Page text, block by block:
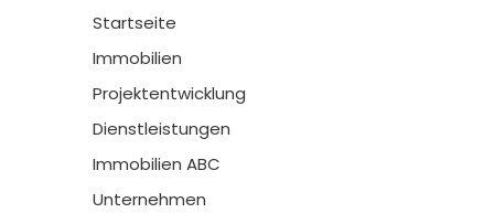
Startseite
Immobilien
Projektentwicklung
Dienstleistungen
Immobilien ABC
Unternehmen